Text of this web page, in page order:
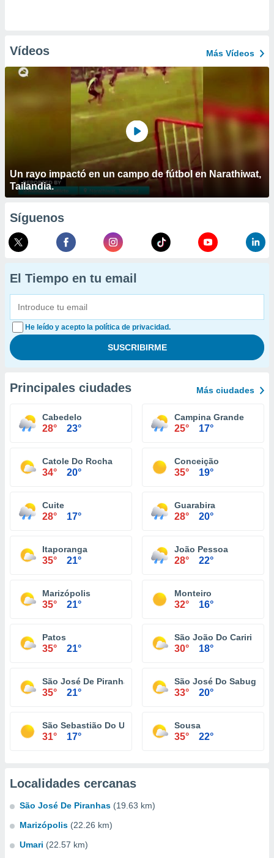
Vídeos Más Vídeos
Un rayo impactó en un campo de fútbol en Narathiwat,
Tailandia.
Síguenos
El Tiempo en tu email
He leído y acepto la política de privacidad.
Principales ciudades Más ciudades
Cabedelo
28° 23°
Campina Grande
25° 17°
Catole Do Rocha
34° 20°
Conceição
35° 19°
Cuite
28° 17°
Guarabira
28° 20°
Itaporanga
35° 21°
João Pessoa
28° 22°
Marizópolis
35° 21°
Monteiro
32° 16°
Patos
35° 21°
São João Do Cariri
30° 18°
São José De Piranhas
35° 21°
São José Do Sabugi
33° 20°
São Sebastião Do Umbuzeiro
31° 17°
Sousa
35° 22°
Localidades cercanas
São José De Piranhas (19.63 km)
Marizópolis (22.26 km)
Umari (22.57 km)